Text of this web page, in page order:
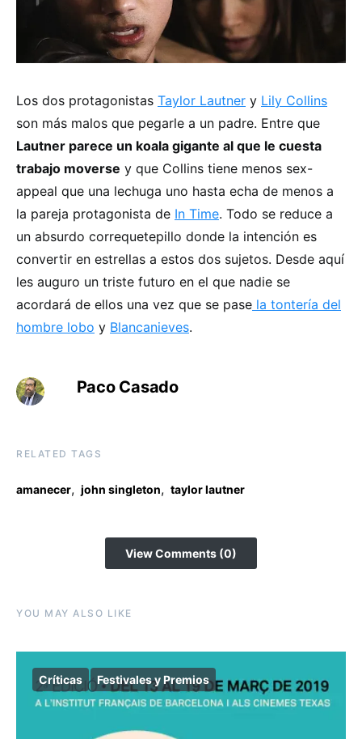
Los dos protagonistas Taylor Lautner y Lily Collins
son más malos que pegarle a un padre. Entre que
Lautner parece un koala gigante al que le cuesta
trabajo moverse y que Collins tiene menos sex-
appeal que una lechuga uno hasta echa de menos a
la pareja protagonista de In Time. Todo se reduce a
un absurdo correquetepillo donde la intención es
convertir en estrellas a estos dos sujetos. Desde aquí
les auguro un triste futuro en el que nadie se
acordará de ellos una vez que se pase la tontería del
hombre lobo y Blancanieves.
Paco Casado
RELATED TAGS
amanecer, john singleton, taylor lautner
View Comments (0)
YOU MAY ALSO LIKE
Críticas Festivales y Premios